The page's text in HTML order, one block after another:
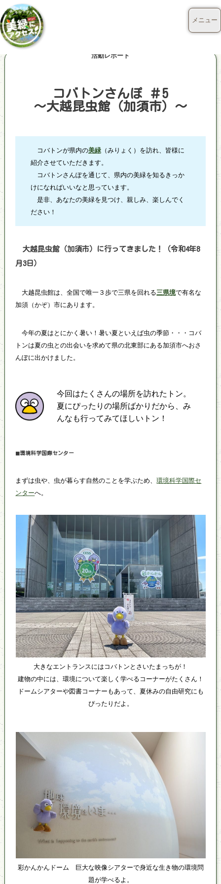
活動レポート
コバトンさんぽ ＃5
～大越昆虫館（加須市）～
コバトンが県内の美緑（みりょく）を訪れ、皆様に
紹介させていただきます。
コバトンさんぽを通じて、県内の美緑を知るきっか
けになればいいなと思っています。
是非、あなたの美緑を見つけ、親しみ、楽しんでく
ださい！
大越昆虫館（加須市）に行ってきました！（令和4年8
月3日）
大越昆虫館は、全国で唯一３歩で三県を回れる三県境で有名な
加須（かぞ）市にあります。
今年の夏はとにかく暑い！暑い夏といえば虫の季節・・・コバ
トンは夏の虫との出会いを求めて県の北東部にある加須市へおさ
んぽに出かけました。
今回はたくさんの場所を訪れたトン。
夏にぴったりの場所ばかりだから、み
んなも行ってみてほしいトン！
◼環境科学国際センター
まずは虫や、虫が暮らす自然のことを学ぶため、環境科学国際セ
ンターへ。
大きなエントランスにはコバトンとさいたまっちが！
建物の中には、環境について楽しく学べるコーナーがたくさん！
ドームシアターや図書コーナーもあって、夏休みの自由研究にも
ぴったりだよ。
彩かんかんドーム 巨大な映像シアターで身近な生き物の環境問
題が学べるよ。
メニュー